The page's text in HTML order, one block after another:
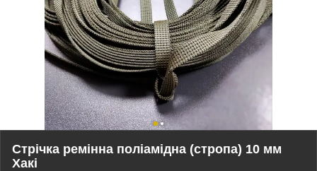
Стрічка ремінна поліамідна (стропа) 10 мм
Хакі